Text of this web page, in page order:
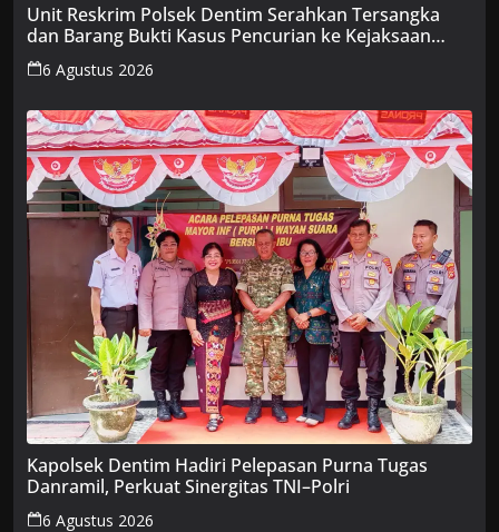
Unit Reskrim Polsek Dentim Serahkan Tersangka
dan Barang Bukti Kasus Pencurian ke Kejaksaan
Negeri Denpasar
6 Agustus 2026
Kapolsek Dentim Hadiri Pelepasan Purna Tugas
Danramil, Perkuat Sinergitas TNI–Polri
6 Agustus 2026